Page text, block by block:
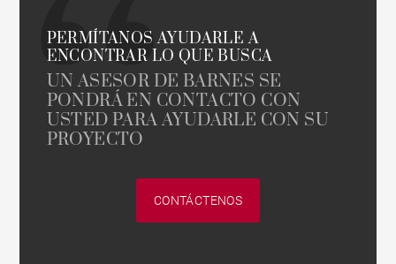
PERMÍTANOS AYUDARLE A
ENCONTRAR LO QUE BUSCA
UN ASESOR DE BARNES SE
PONDRÁ EN CONTACTO CON
USTED PARA AYUDARLE CON SU
PROYECTO
CONTÁCTENOS